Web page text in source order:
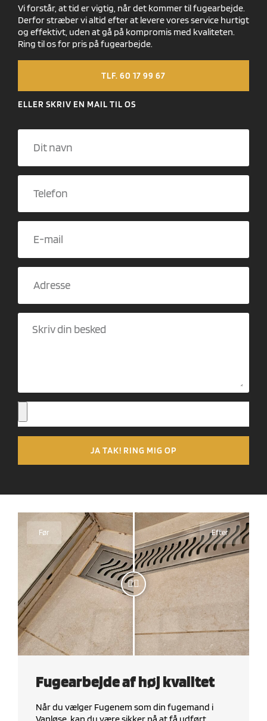
Vi forstår, at tid er vigtig, når det kommer til fugearbejde.
Derfor stræber vi altid efter at levere vores service hurtigt
og effektivt, uden at gå på kompromis med kvaliteten.
Ring til os for pris på fugearbejde.
TLF. 60 17 99 67
ELLER SKRIV EN MAIL TIL OS
JA TAK! RING MIG OP
Før Efter
Fugearbejde af høj kvalitet
Når du vælger Fugenem som din fugemand i